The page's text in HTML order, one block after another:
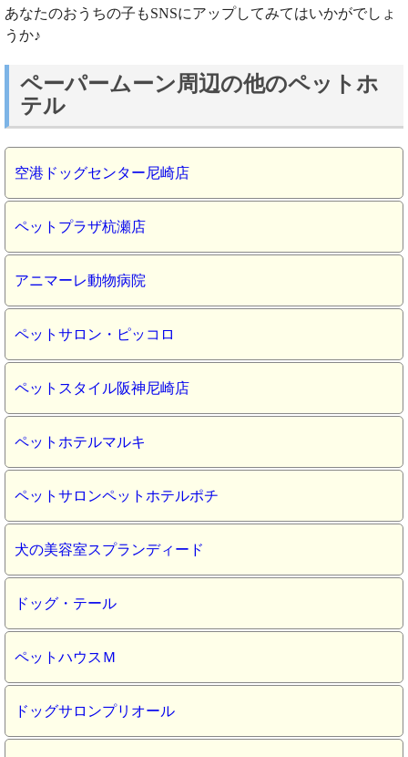
あなたのおうちの子もSNSにアップしてみてはいかがでしょ
うか♪
ペーパームーン周辺の他のペットホ
テル
空港ドッグセンター尼崎店
ペットプラザ杭瀬店
アニマーレ動物病院
ペットサロン・ピッコロ
ペットスタイル阪神尼崎店
ペットホテルマルキ
ペットサロンペットホテルポチ
犬の美容室スプランディード
ドッグ・テール
ペットハウスＭ
ドッグサロンプリオール